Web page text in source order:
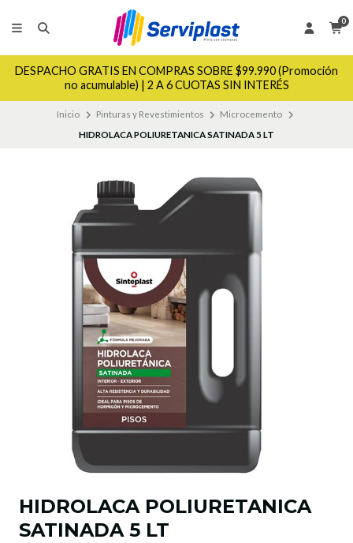
0
DESPACHO GRATIS EN COMPRAS SOBRE $99.990 (Promoción
no acumulable) | 2 A 6 CUOTAS SIN INTERÉS
Inicio Pinturas y Revestimientos
Microcemento
HIDROLACA POLIURETANICA SATINADA 5 LT
HIDROLACA POLIURETANICA
SATINADA 5 LT